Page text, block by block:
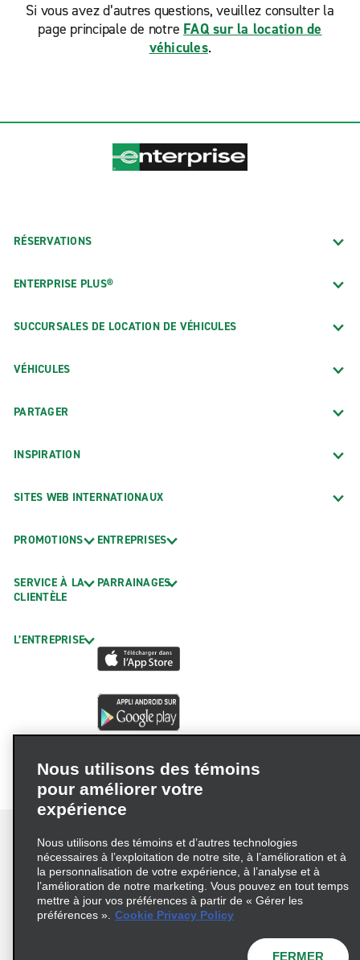
Si vous avez d’autres questions, veuillez consulter la
page principale de notre FAQ sur la location de
véhicules.
RÉSERVATIONS
ENTERPRISE PLUS®
SUCCURSALES DE LOCATION DE VÉHICULES
VÉHICULES
PARTAGER
INSPIRATION
SITES WEB INTERNATIONAUX
PROMOTIONS
SERVICE À LA
CLIENTÈLE
L’ENTREPRISE
ENTREPRISES
PARRAINAGES
Conditions d’utilisation
Politique de confidentialité
Politique sur les fichiers témoins
Nous utilisons des témoins
pour améliorer votre
expérience
Nous utilisons des témoins et d’autres technologies
nécessaires à l’exploitation de notre site, à l’amélioration et à
la personnalisation de votre expérience, à l’analyse et à
l’amélioration de notre marketing. Vous pouvez en tout temps
mettre à jour vos préférences à partir de « Gérer les
préférences ». Cookie Privacy Policy
FERMER